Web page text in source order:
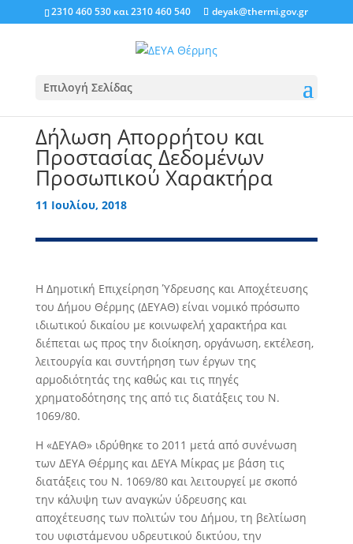
2310 460 530 και2310 460 540 deyak@thermi.gov.gr
Επιλογή Σελίδας
Δήλωση Απορρήτου και
Προστασίας Δεδομένων
Προσωπικού Χαρακτήρα
11 Ιουλίου, 2018
Η Δημοτική Επιχείρηση Ύδρευσης και Αποχέτευσης
του Δήμου Θέρμης (ΔΕΥΑΘ) είναι νομικό πρόσωπο
ιδιωτικού δικαίου με κοινωφελή χαρακτήρα και
διέπεται ως προς την διοίκηση, οργάνωση, εκτέλεση,
λειτουργία και συντήρηση των έργων της
αρμοδιότητάς της καθώς και τις πηγές
χρηματοδότησης της από τις διατάξεις του Ν.
1069/80.
Η «ΔΕΥΑΘ» ιδρύθηκε το 2011 μετά από συνένωση
των ΔΕΥΑ Θέρμης και ΔΕΥΑ Μίκρας με βάση τις
διατάξεις του Ν. 1069/80 και λειτουργεί με σκοπό
την κάλυψη των αναγκών ύδρευσης και
αποχέτευσης των πολιτών του Δήμου, τη βελτίωση
του υφιστάμενου υδρευτικού δικτύου, την